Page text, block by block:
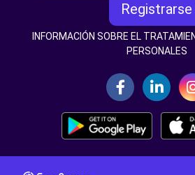
Registrarse
INFORMACIÓN SOBRE EL
PERSONALES